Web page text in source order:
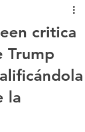
critica
Trump
la